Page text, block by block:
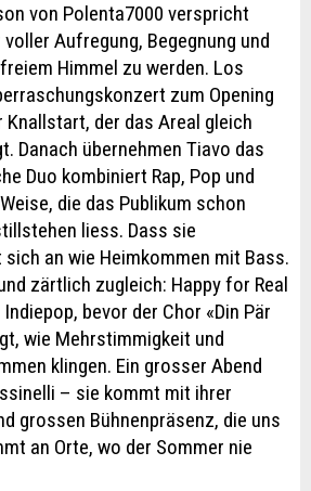
von Polenta7000 verspricht
Aufregung, Begegnung und
Himmel zu werden. Los
zum Opening
der das Areal gleich
Danach übernehmen Tiavo das
Duo kombiniert Rap, Pop und
die das Publikum schon
liess. Dass sie
an wie Heimkommen mit Bass.
zärtlich zugleich: Happy for Real
bevor der Chor «Din Pär
wie Mehrstimmigkeit und
klingen. Ein grosser Abend
– sie kommt mit ihrer
grossen Bühnenpräsenz, die uns
an Orte, wo der Sommer nie